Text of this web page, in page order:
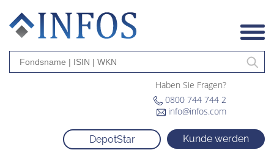
Haben Sie Fragen?
0800 744 744 2
info@infos.com
DepotStar Kunde werden